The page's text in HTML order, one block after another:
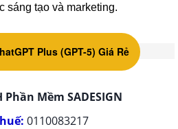
sáng tạo và marketing.
Plus (GPT-5) Giá Rẻ
Phần Mềm SADESIGN
0110083217